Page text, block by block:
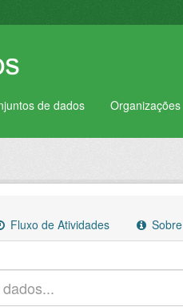
de dados Organizações
Fluxo de Atividades Sobre